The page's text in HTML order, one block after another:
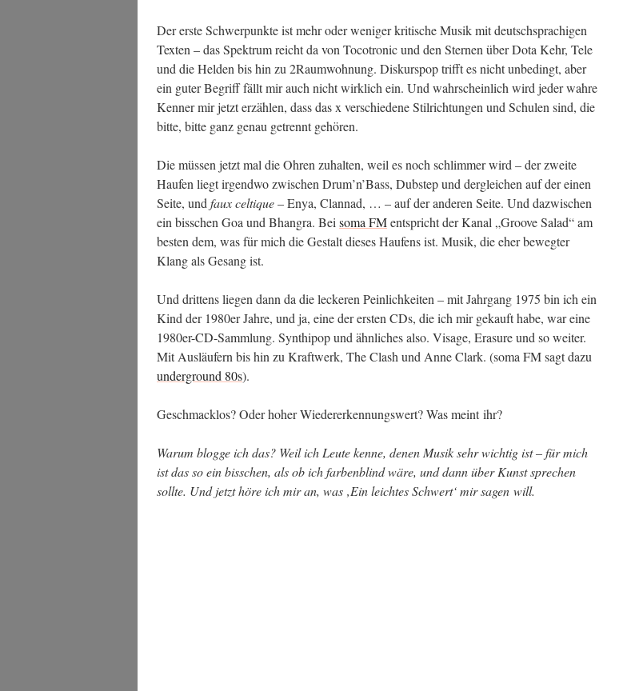
Der ers­te Schwer­punk­te ist mehr oder weni­ger kri­ti­sche Musik mit deutsch­spra­chi­gen
Tex­ten – das Spek­trum reicht da von Toco­tro­nic und den Ster­nen über Dota Kehr, Tele
und die Hel­den bis hin zu 2Raumwohnung. Dis­kurs­pop trifft es nicht unbe­dingt, aber
ein guter Begriff fällt mir auch nicht wirk­lich ein. Und wahr­schein­lich wird jeder wah­re
Ken­ner mir jetzt erzäh­len, dass das x ver­schie­de­ne Stil­rich­tun­gen und Schu­len sind, die
bit­te, bit­te ganz genau getrennt gehören.
Die müs­sen jetzt mal die Ohren zuhal­ten, weil es noch schlim­mer wird – der zwei­te
Hau­fen liegt irgend­wo zwi­schen Drum’n’Bass, Dub­step und der­glei­chen auf der einen
Sei­te, und faux cel­tique– Enya, Clan­nad, … – auf der ande­ren Sei­te. Und dazwi­schen
ein biss­chen Goa und Bhan­gra. Bei soma FMent­spricht der Kanal „Groo­ve Salad“ am
bes­ten dem, was für mich die Gestalt die­ses Hau­fens ist. Musik, die eher beweg­ter
Klang als Gesang ist.
Und drit­tens lie­gen dann da die lecke­ren Pein­lich­kei­ten – mit Jahr­gang 1975 bin ich ein
Kind der 1980er Jah­re, und ja, eine der ers­ten CDs, die ich mir gekauft habe, war eine
1980er-CD-Samm­lung. Syn­thipop und ähn­li­ches also. Visa­ge, Era­su­re und so wei­ter.
Mit Aus­läu­fern bis hin zu Kraft­werk, The Clash und Anne Clark. (soma FM sagt dazu
under­ground 80s).
Geschmack­los? Oder hoher Wie­der­erken­nungs­wert? Was meint ihr?
War­um blog­ge ich das? Weil ich Leu­te ken­ne, denen Musik sehr wich­tig ist – für mich
ist das so ein biss­chen, als ob ich far­ben­blind wäre, und dann über Kunst spre­chen
soll­te. Und jetzt höre ich mir an, was ‚Ein leich­tes Schwert‘ mir sagen will.